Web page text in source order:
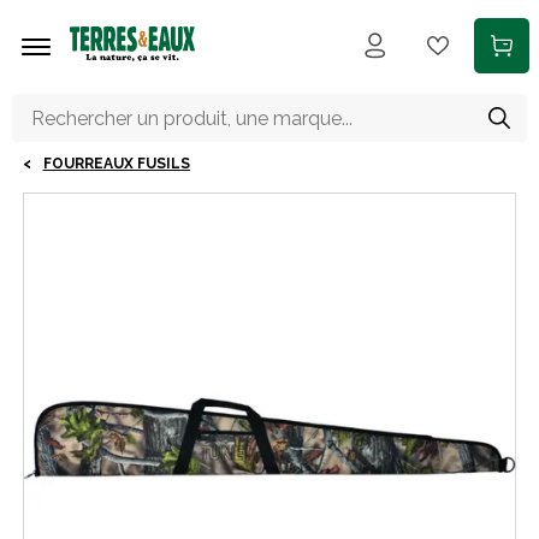
FOURREAUX FUSILS